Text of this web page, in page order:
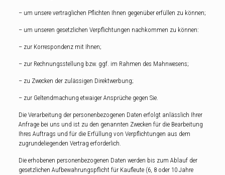
– um unsere vertraglichen Pflichten Ihnen gegenüber erfüllen zu können;
– um unseren gesetzlichen Verpflichtungen nachkommen zu können:
– zur Korrespondenz mit Ihnen;
– zur Rechnungsstellung bzw. ggf. im Rahmen des Mahnwesens;
– zu Zwecken der zulässigen Direktwerbung;
– zur Geltendmachung etwaiger Ansprüche gegen Sie.
Die Verarbeitung der personenbezogenen Daten erfolgt anlässlich Ihrer
Anfrage bei uns und ist zu den genannten Zwecken für die Bearbeitung
Ihres Auftrags und für die Erfüllung von Verpflichtungen aus dem
zugrundeliegenden Vertrag erforderlich.
Die erhobenen personenbezogenen Daten werden bis zum Ablauf der
gesetzlichen Aufbewahrungspflicht für Kaufleute (6, 8 oder 10 Jahre